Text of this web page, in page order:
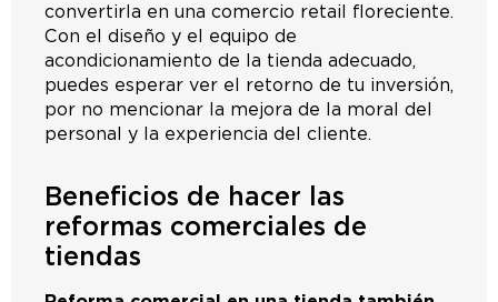
convertirla en una comercio retail floreciente.
Con el diseño y el equipo de
acondicionamiento de la tienda adecuado,
puedes esperar ver el retorno de tu inversión,
por no mencionar la mejora de la moral del
personal y la experiencia del cliente.
Beneficios de hacer las
reformas comerciales de
tiendas